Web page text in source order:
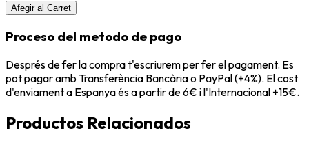
Afegir al Carret
Proceso del metodo de pago
Després de fer la compra t'escriurem per fer el pagament. Es
pot pagar amb Transferència Bancària o PayPal (+4%). El cost
d'enviament a Espanya és a partir de 6€ i l'Internacional +15€.
Productos Relacionados